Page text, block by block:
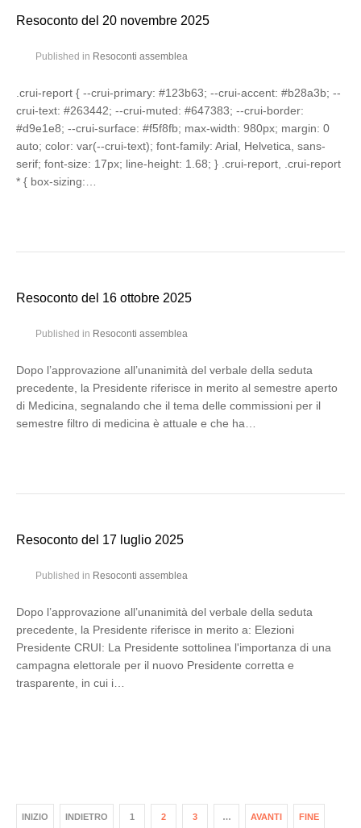
Resoconto del 20 novembre 2025
Published in Resoconti assemblea
.crui-report { --crui-primary: #123b63; --crui-accent: #b28a3b; --
crui-text: #263442; --crui-muted: #647383; --crui-border:
#d9e1e8; --crui-surface: #f5f8fb; max-width: 980px; margin: 0
auto; color: var(--crui-text); font-family: Arial, Helvetica, sans-
serif; font-size: 17px; line-height: 1.68; } .crui-report, .crui-report
* { box-sizing:…
Resoconto del 16 ottobre 2025
Published in Resoconti assemblea
Dopo l’approvazione all’unanimità del verbale della seduta
precedente, la Presidente riferisce in merito al semestre aperto
di Medicina, segnalando che il tema delle commissioni per il
semestre filtro di medicina è attuale e che ha…
Resoconto del 17 luglio 2025
Published in Resoconti assemblea
Dopo l’approvazione all’unanimità del verbale della seduta
precedente, la Presidente riferisce in merito a: Elezioni
Presidente CRUI: La Presidente sottolinea l'importanza di una
campagna elettorale per il nuovo Presidente corretta e
trasparente, in cui i…
INIZIO INDIETRO 1 2 3 … AVANTI FINE